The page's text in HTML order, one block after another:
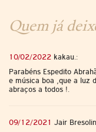
Quem já
10/02/2022 kakau.:
Parabéns Espedito
e música boa ,que a luz
abraços a todos !.
09/12/2021 Jair